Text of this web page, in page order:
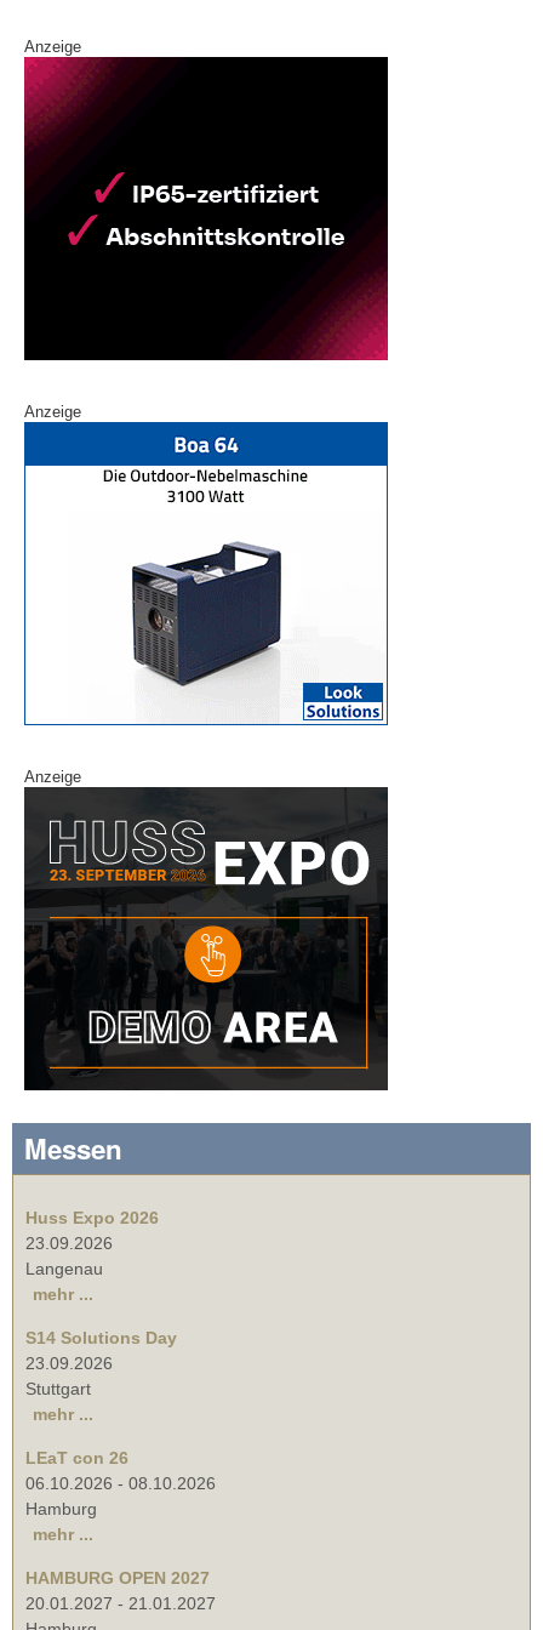
Anzeige
Anzeige
Anzeige
Messen
Huss Expo 2026
23.09.2026
Langenau
mehr ...
S14 Solutions Day
23.09.2026
Stuttgart
mehr ...
LEaT con 26
06.10.2026 - 08.10.2026
Hamburg
mehr ...
HAMBURG OPEN 2027
20.01.2027 - 21.01.2027